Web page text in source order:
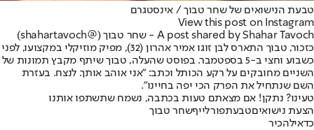
טבעת הנישואים של שחר טבוך / אינסטגרם
View this post on Instagram
A post shared by Shahar Tavoch - שחר טבוך (@shahartavoch)
כזכור, טבוך התארס לבן זוגו אמיר אהרון (32), מפיק מוזיקלי במקצועו, לפני
כשבוע וחצי ב-5 בספטמבר. בפוסט שהעלה, טבוך שיתף מקבץ תמונות של
השניים מחובקים על רקע הכותל וכתב: "אני אוהב אותך. לנצח. בעזרת
השם שנתחיל את הפרק הכי יפה בחיינו".
טעינו? נתקן! אם מצאתם טעות בכתבה, נשמח שתשתפו אותנו
הצעת נישואיםטבעתפורלייףשחר טבוך
כדאילהכיר